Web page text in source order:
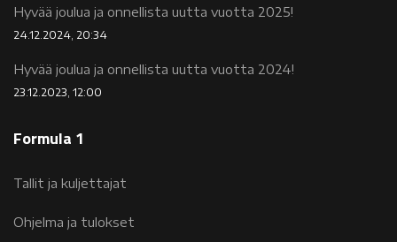
Hyvää joulua ja onnellista uutta vuotta 2025!
24.12.2024, 20:34
Hyvää joulua ja onnellista uutta vuotta 2024!
23.12.2023, 12:00
Formula 1
Tallit ja kuljettajat
Ohjelma ja tulokset